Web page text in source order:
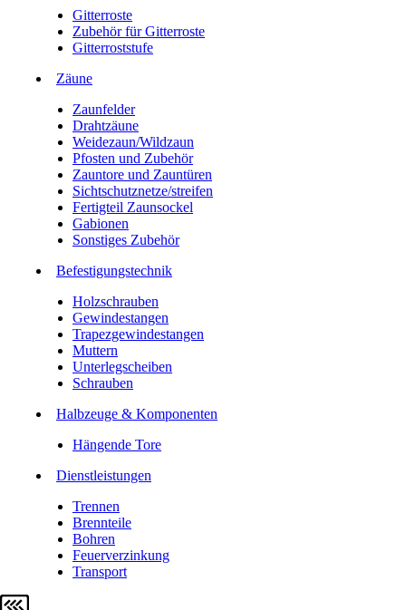
Gitterroste
Zubehör für Gitterroste
Gitterroststufe
Zäune
Zaunfelder
Drahtzäune
Weidezaun/Wildzaun
Pfosten und Zubehör
Zauntore und Zauntüren
Sichtschutznetze/streifen
Fertigteil Zaunsockel
Gabionen
Sonstiges Zubehör
Befesti­gungstechnik
Holzschrauben
Gewindestangen
Trapezgewindestangen
Muttern
Unterlegscheiben
Schrauben
Halbzeuge & Komponenten
Hängende Tore
Dienstleistungen
Trennen
Brennteile
Bohren
Feuerverzinkung
Transport